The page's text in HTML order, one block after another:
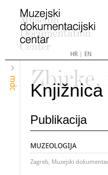
HR| EN
mdc
Zbirke,
Knjižnica
Publikacija
MUZEOLOGIJA
Zagreb, Muzejski